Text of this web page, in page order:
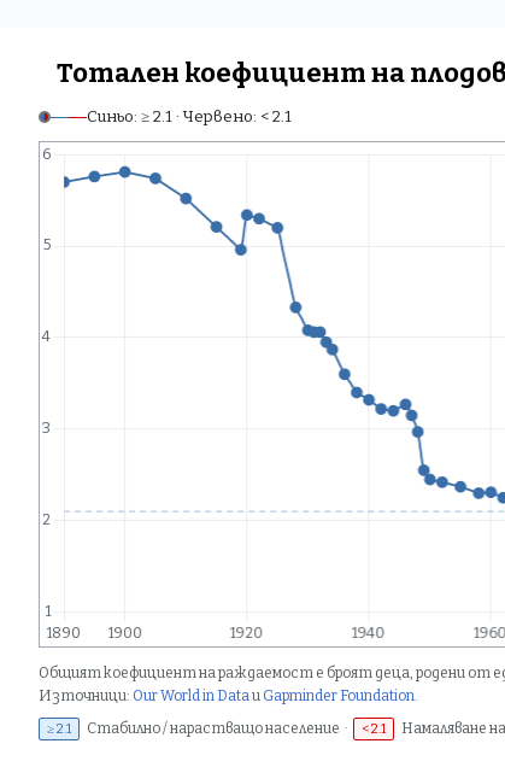
Тотален коефициент на
Синьо: ≥ 2.1 · Червено: < 2.1
Общият коефициент на раждаемост е броят деца, родени от
Източници: Our World in Dataи Gapminder Foundation.
≥ 2.1 Стабилно / нарастващо население · < 2.1 Намаляване